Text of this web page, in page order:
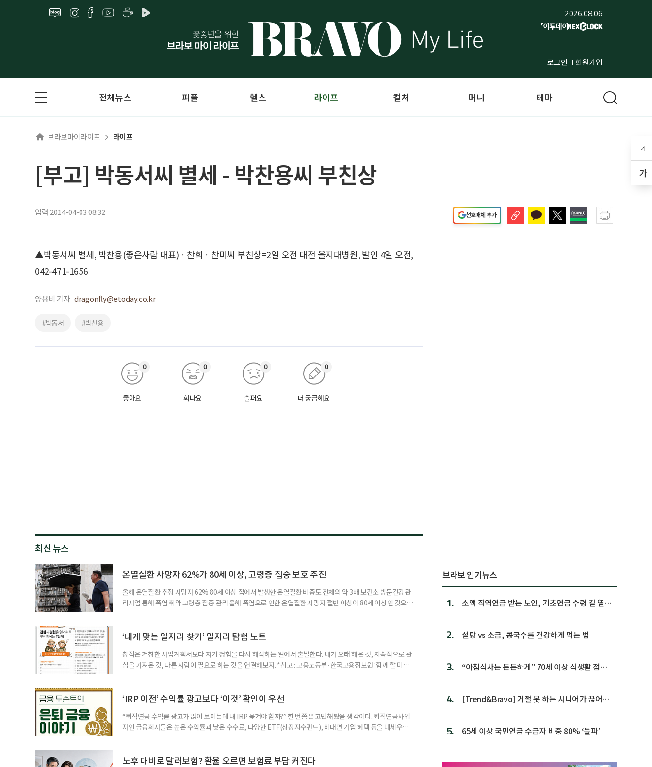
2026.08.06
로그인 회원가입
가
가
전체뉴스 피플 헬스 라이프 컬처 머니 테마
브라보마이라이프 라이프
[부고] 박동서씨 별세 - 박찬용씨 부친상
입력 2014-04-03 08:32 선호매체 추가
▲박동서씨 별세, 박찬용(좋은사람 대표)ㆍ찬희ㆍ찬미씨 부친상=2일 오전 대전 을지대병원, 발인 4일 오전,
042-471-1656
양용비 기자 dragonfly@etoday.co.kr
#박동서 #박찬용
좋아요
0
화나요
0
슬퍼요
0
더 궁금해요
0
최신 뉴스
온열질환 사망자 62%가 80세 이상, 고령층 집중 보호 추진
올해 온열질환 추정 사망자 62% 80세 이상 집에서 발생한 온열질환 비중도 전체의 약 3배 보건소 방문건강관
리사업 통해 폭염 취약 고령층 집중 관리 올해 폭염으로 인한 온열질환 사망자 절반 이상이 80세 이상인 것으로
고령층은 825명(33.8%), 80세 이상은 300명(12.3%)으로 집계됐다. 연령별 환자 수
‘내게 맞는 일자리 찾기’ 일자리 탐험 노트
창직은 거창한 사업계획서보다 자기 경험을 다시 해석하는 일에서 출발한다. 내가 오래 해온 것, 지속적으로 관
심을 가져온 것, 다른 사람이 필요로 하는 것을 연결해보자. *참고 : 고용노동부·한국고용정보원 ‘함께 할 미래
2._______________ 3._______________ ▷ 그중 내가 직접 해볼 만
‘IRP 이전’ 수익률 광고보다 ‘이것’ 확인이 우선
“퇴직연금 수익률 광고가 많이 보이는데 내 IRP 옮겨야 할까?” 한 번쯤은 고민해봤을 생각이다. 퇴직연금사업
자인 금융회사들은 높은 수익률과 낮은 수수료, 다양한 ETF(상장지수펀드), 비대면 가입 혜택 등을 내세우며
사들이 내세우는 퇴직연금 수익률은 눈에 잘 들어온다. 하지만 수익률 숫자는 기준에 따라달라질 수 있다.
노후 대비로 달러보험? 환율 오르면 보험료 부담 커진다
브라보 인기뉴스
1.
소액 직역연금 받는 노인, 기초연금 수령 길 열린
2. 설탕 vs 소금, 콩국수를 건강하게 먹는 법
3.
“아침식사는 든든하게” 70세 이상 식생활 점수
4.
[Trend&Bravo] 거절 못 하는 시니어가 끊어야
5. 65세 이상 국민연금 수급자 비중 80% ‘돌파’